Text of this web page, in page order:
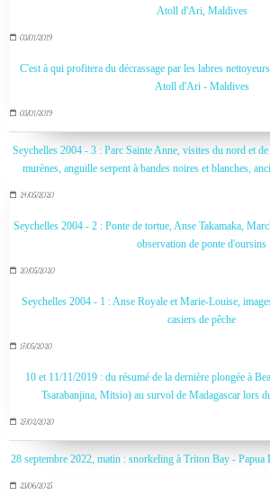
Atoll d'Ari, Maldives
03/01/2019
C'est à qui profitera du décrassage par les labres
Atoll d'Ari - Maldives
03/01/2019
Seychelles 2004 - 3 : Parc Sainte Anne, visites du nord et
murènes, anguille serpent à bandes noires et blanches,
24/05/2020
Seychelles 2004 - 2 : Ponte de tortue, Anse Takamaka,
observation de ponte d'oursins
20/05/2020
Seychelles 2004 - 1 : Anse Royale et Marie-Louise,
casiers de pêche
17/05/2020
10 et 11/11/2019 : du résumé de la dernière plongée à
Tsarabanjina, Mitsio) au survol de Madagascar lors
27/02/2020
28 septembre 2022, matin : snorkeling à Triton Bay - Papua
23/06/2025